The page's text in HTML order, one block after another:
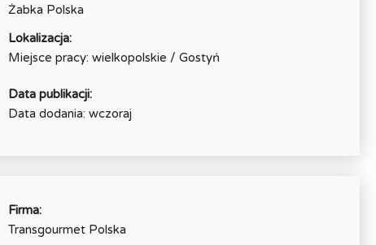
Żabka Polska
Lokalizacja:
Miejsce pracy: wielkopolskie / Gostyń
Data publikacji:
Data dodania: wczoraj
Firma:
Transgourmet Polska